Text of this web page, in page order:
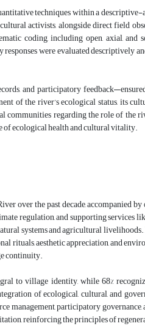
techniques within a
activists, alongside direct field
coding, including open, axial,
were evaluated descriptively
and participatory
of the river’s ecological status, its
regarding the role of the
of ecological health and cultural vitality.
over the past decade, accompanied
regulation, and supporting services
systems and agricultural livelihoods.
rituals, aesthetic appreciation, and
continuity.
to village identity, while 68%
of ecological, cultural, and
management, participatory
reinforcing the principles of